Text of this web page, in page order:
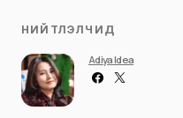
НИЙТЛЭЛЧИД
Adiya Idea